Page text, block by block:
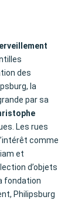
des
la
par sa
Les rues
comme
et
d’objets
fondation
Philipsburg